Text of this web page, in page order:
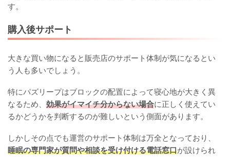
す。
購入後サポート
大きな買い物になると販売店のサポート体制が気になるとい
う人も多いでしょう。
特にパズリープはブロックの配置によって寝心地が大きく異
なるため、 効果がイマイチ分からない場合に正しく使えてい
るかどうかを判断するのが難しいという側面があります。
しかしその点でも運営のサポート体制は万全となっており、
睡眠の専門家が質問や相談を受け付ける電話窓口が設けられ